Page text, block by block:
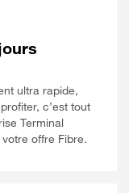
ultra rapide,
c’est tout
Terminal
offre Fibre.